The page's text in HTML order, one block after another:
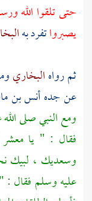
حتى تلقوا الله
يصبرواتفرد به
ثم رواهالبخاري
عن جدهأنس بن
ومع النبي صلى
فقال : " يا معشر
وسعديك ، لبيك
عليه وسلم فقال : "